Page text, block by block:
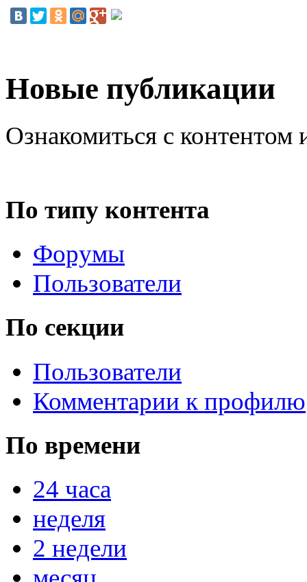
Новые публикации
Ознакомиться с контентом
По типу контента
Форумы
Пользователи
По секции
Пользователи
Комментарии к профилю
По времени
24 часа
неделя
2 недели